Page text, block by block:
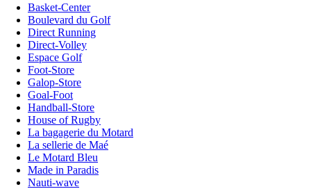
Basket-Center
Boulevard du Golf
Direct Running
Direct-Volley
Espace Golf
Foot-Store
Galop-Store
Goal-Foot
Handball-Store
House of Rugby
La bagagerie du Motard
La sellerie de Maé
Le Motard Bleu
Made in Paradis
Nauti-wave